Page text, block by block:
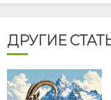
ДРУГИЕ